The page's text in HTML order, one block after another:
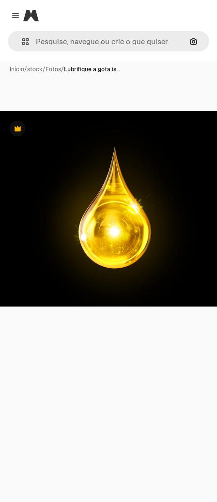
Close menu
Magnific
Início/stock/Fotos/Lubrifique a gota is…
Premium